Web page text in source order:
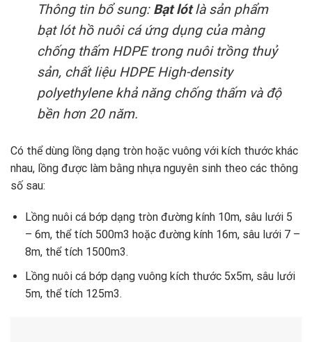
Thông tin bổ sung: Bạt lótlà sản phẩm
bạt lót hồ nuôi cá ứng dụng của màng
chống thấm HDPE trong nuôi trồng thuỷ
sản, chất liệu HDPE High-density
polyethylene khả năng chống thấm và độ
bền hơn 20 năm.
Có thể dùng lồng dạng tròn hoặc vuông với kích thước khác
nhau, lồng được làm bằng nhựa nguyên sinh theo các thông
số sau:
Lồng nuôi cá bớp dạng tròn đường kính 10m, sâu lưới 5
– 6m, thể tích 500m3 hoặc đường kính 16m, sâu lưới 7 –
8m, thể tích 1500m3.
Lồng nuôi cá bớp dạng vuông kích thước 5x5m, sâu lưới
5m, thể tích 125m3.